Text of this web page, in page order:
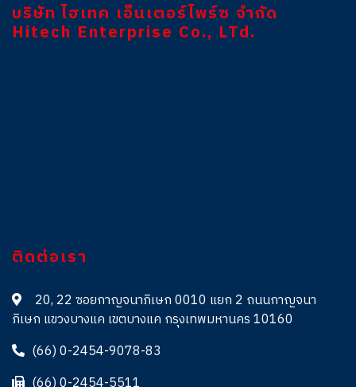
บริษัท ไฮเทค เอ็นเตอร์ไพร์ซ จำกัด
Hitech Enterprise Co., LTd.
ติดต่อเรา
20, 22 ซอยกาญจนาภิเษก 0010 แยก 2 ถนนกาญจนา
ภิเษก แขวงบางแค เขตบางแค กรุงเทพมหานคร 10160
(66) 0-2454-9078-83